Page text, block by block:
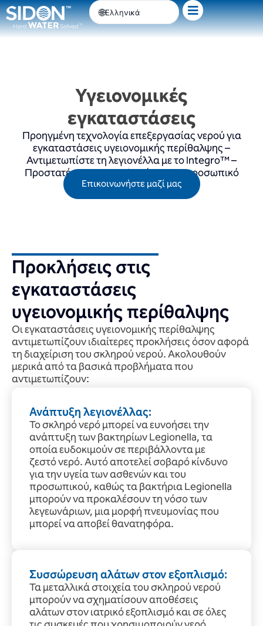
Μετάβαση
στο
περιεχόμενο
Ελληνικά
Υγειονομικές
εγκαταστάσεις
Προηγμένη τεχνολογία επεξεργασίας νερού για
εγκαταστάσεις υγειονομικής περίθαλψης –
Αντιμετωπίστε τη λεγιονέλλα με το Integro™ –
Προστατέψτε τους ασθενείς και το προσωπικό
Επικοινωνήστε μαζί μας
Προκλήσεις στις
εγκαταστάσεις
υγειονομικής περίθαλψης
Οι εγκαταστάσεις υγειονομικής περίθαλψης
αντιμετωπίζουν ιδιαίτερες προκλήσεις όσον αφορά
τη διαχείριση του σκληρού νερού. Ακολουθούν
μερικά από τα βασικά προβλήματα που
αντιμετωπίζουν:
Ανάπτυξη λεγιονέλλας:
Το σκληρό νερό μπορεί να ευνοήσει την
ανάπτυξη των βακτηρίων Legionella, τα
οποία ευδοκιμούν σε περιβάλλοντα με
ζεστό νερό. Αυτό αποτελεί σοβαρό κίνδυνο
για την υγεία των ασθενών και του
προσωπικού, καθώς τα βακτήρια Legionella
μπορούν να προκαλέσουν τη νόσο των
λεγεωνάριων, μια μορφή πνευμονίας που
μπορεί να αποβεί θανατηφόρα.
Συσσώρευση αλάτων στον εξοπλισμό:
Τα μεταλλικά στοιχεία του σκληρού νερού
μπορούν να σχηματίσουν αποθέσεις
αλάτων στον ιατρικό εξοπλισμό και σε όλες